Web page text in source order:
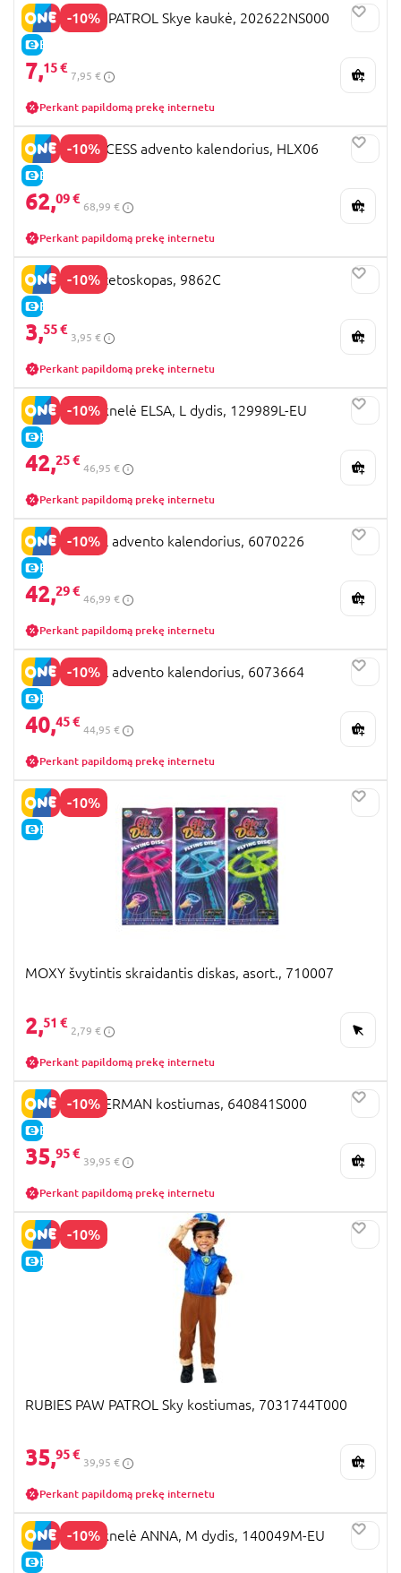
-10%
E-KAINA
RUBIES PAW PATROL Skye kaukė, 202622NS000
7,15 €
7,95 €
Perkant papildomą prekę internetu
-10%
E-KAINA
DISNEY PRINCESS advento kalendorius, HLX06
62,09 €
68,99 €
Perkant papildomą prekę internetu
-10%
E-KAINA
WIDMANN stetoskopas, 9862C
3,55 €
3,95 €
Perkant papildomą prekę internetu
-10%
E-KAINA
DISGUISE suknelė ELSA, L dydis, 129989L-EU
42,25 €
46,95 €
Perkant papildomą prekę internetu
-10%
E-KAINA
PAW PATROL advento kalendorius, 6070226
42,29 €
46,99 €
Perkant papildomą prekę internetu
-10%
E-KAINA
PAW PATROL advento kalendorius, 6073664
40,45 €
44,95 €
Perkant papildomą prekę internetu
-10%
E-KAINA
MOXY švytintis skraidantis diskas, asort., 710007
2,51 €
2,79 €
Perkant papildomą prekę internetu
-10%
E-KAINA
RUBIES SPIDERMAN kostiumas, 640841S000
35,95 €
39,95 €
Perkant papildomą prekę internetu
-10%
E-KAINA
RUBIES PAW PATROL Sky kostiumas, 7031744T000
35,95 €
39,95 €
Perkant papildomą prekę internetu
-10%
E-KAINA
DISGUISE suknelė ANNA, M dydis, 140049M-EU